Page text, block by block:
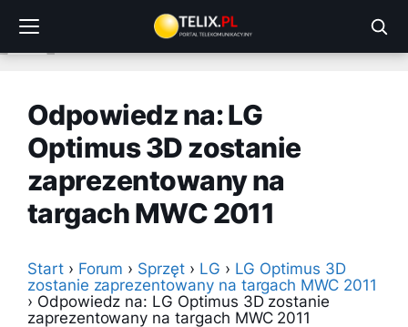
treści
Odpowiedz na: LG
Optimus 3D zostanie
zaprezentowany na
targach MWC 2011
Start › Forum › Sprzęt › LG › LG Optimus 3D
zostanie zaprezentowany na targach MWC 2011
› Odpowiedz na: LG Optimus 3D zostanie
zaprezentowany na targach MWC 2011